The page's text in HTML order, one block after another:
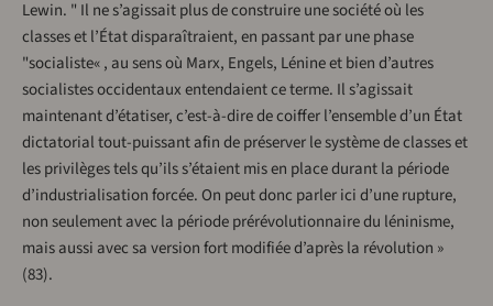
Lewin. " Il ne s’agissait plus de construire une société où les
classes et l’État disparaîtraient, en passant par une phase
"socialiste« , au sens où Marx, Engels, Lénine et bien d’autres
socialistes occidentaux entendaient ce terme. Il s’agissait
maintenant d’étatiser, c’est-à-dire de coiffer l’ensemble d’un État
dictatorial tout-puissant afin de préserver le système de classes et
les privilèges tels qu’ils s’étaient mis en place durant la période
d’industrialisation forcée. On peut donc parler ici d’une rupture,
non seulement avec la période prérévolutionnaire du léninisme,
mais aussi avec sa version fort modifiée d’après la révolution »
(83).